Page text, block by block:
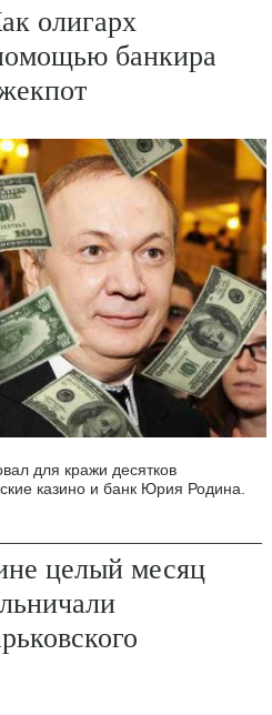
олигарх
банкира
для кражи десятков
казино и банк Юрия Родина.
целый месяц